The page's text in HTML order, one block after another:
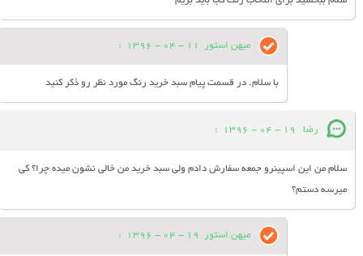
میهن استور 11 - 04 - 1396
:
با سلام. در قسمت پیام سبد خرید رنگ مورد نظر رو ذکر کنید
رضا 19 - 04 - 1396
:
سلام من این اسپینرو جمعه سفارش دادم ولی سبد خرید من خالی نشون میده چرا؟ کی
میرسه دستم؟
میهن استور 19 - 04 - 1396
: